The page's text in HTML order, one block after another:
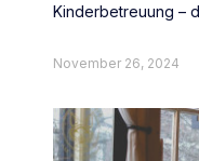
Kinderbetreuung –
November 26, 2024